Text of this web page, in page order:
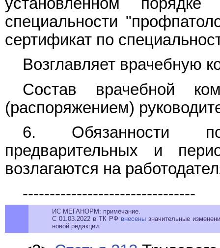
специальности
сертификат по
Возглавляет врачебную
Состав врачебной
(распоряжением)
6. Обязанности по
предварительных и
возлагаются на
--------------------------------
ИС МЕГАНОРМ: примечание.
С 01.03.2022 в ТК РФ внесены значительные
новой редакции.